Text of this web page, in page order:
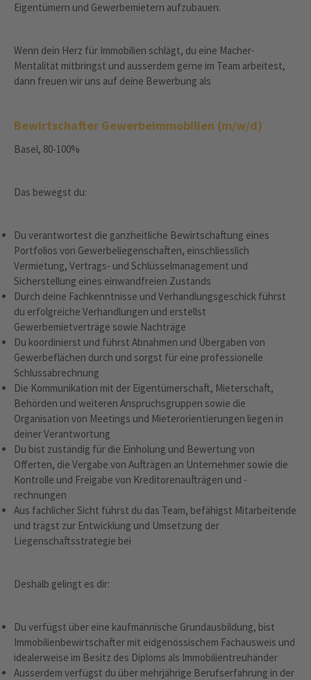
Eigentümern und Gewerbemietern aufzubauen.
Wenn dein Herz für Immobilien schlägt, du eine Macher-
Mentalität mitbringst und ausserdem gerne im Team arbeitest,
dann freuen wir uns auf deine Bewerbung als
Bewirtschafter Gewerbeimmobilien (m/w/d)
Basel, 80-100%
Das bewegst du:
Du verantwortest die ganzheitliche Bewirtschaftung eines
Portfolios von Gewerbeliegenschaften, einschliesslich
Vermietung, Vertrags- und Schlüsselmanagement und
Sicherstellung eines einwandfreien Zustands
Durch deine Fachkenntnisse und Verhandlungsgeschick führst
du erfolgreiche Verhandlungen und erstellst
Gewerbemietverträge sowie Nachträge
Du koordinierst und führst Abnahmen und Übergaben von
Gewerbeflächen durch und sorgst für eine professionelle
Schlussabrechnung
Die Kommunikation mit der Eigentümerschaft, Mieterschaft,
Behörden und weiteren Anspruchsgruppen sowie die
Organisation von Meetings und Mieterorientierungen liegen in
deiner Verantwortung
Du bist zuständig für die Einholung und Bewertung von
Offerten, die Vergabe von Aufträgen an Unternehmer sowie die
Kontrolle und Freigabe von Kreditorenaufträgen und -
rechnungen
Aus fachlicher Sicht führst du das Team, befähigst Mitarbeitende
und trägst zur Entwicklung und Umsetzung der
Liegenschaftsstrategie bei
Deshalb gelingt es dir:
Du verfügst über eine kaufmännische Grundausbildung, bist
Immobilienbewirtschafter mit eidgenössischem Fachausweis und
idealerweise im Besitz des Diploms als Immobilientreuhänder
Ausserdem verfügst du über mehrjährige Berufserfahrung in der